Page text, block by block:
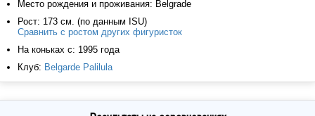
Место рождения и проживания: Belgrade
Рост: 173 см. (по данным ISU)
Сравнить с ростом других фигуристок
На коньках с: 1995 года
Клуб: Belgarde Palilula